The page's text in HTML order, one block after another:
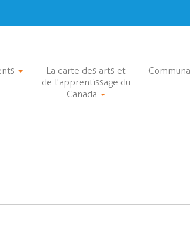
La carte des arts et
de l'apprentissage du
Canada